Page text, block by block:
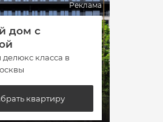
Реклама
дом с
класса в
квартиру